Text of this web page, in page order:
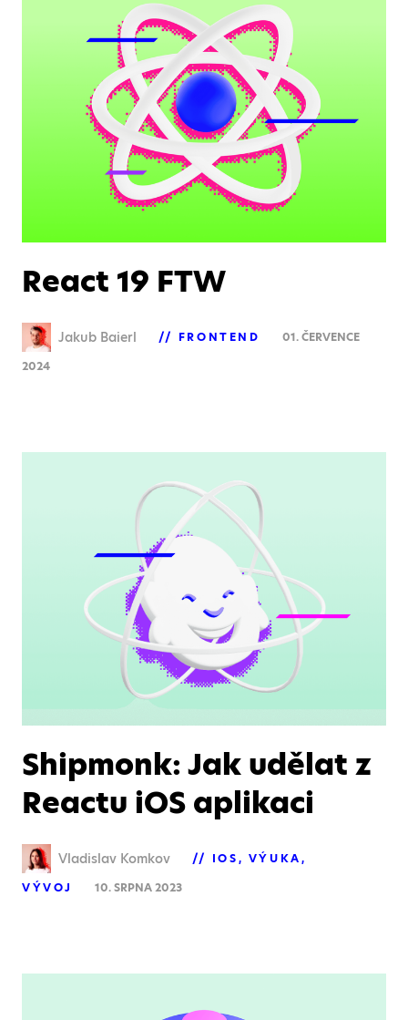
React 19 FTW
Jakub Baierl FRONTEND
01. ČERVENCE
2024
Shipmonk: Jak udělat z
Reactu iOS aplikaci
Vladislav Komkov IOS
VÝUKA
VÝVOJ
10. SRPNA 2023